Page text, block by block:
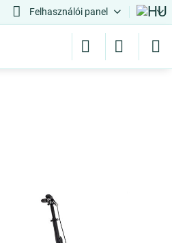
Felhasználói panel